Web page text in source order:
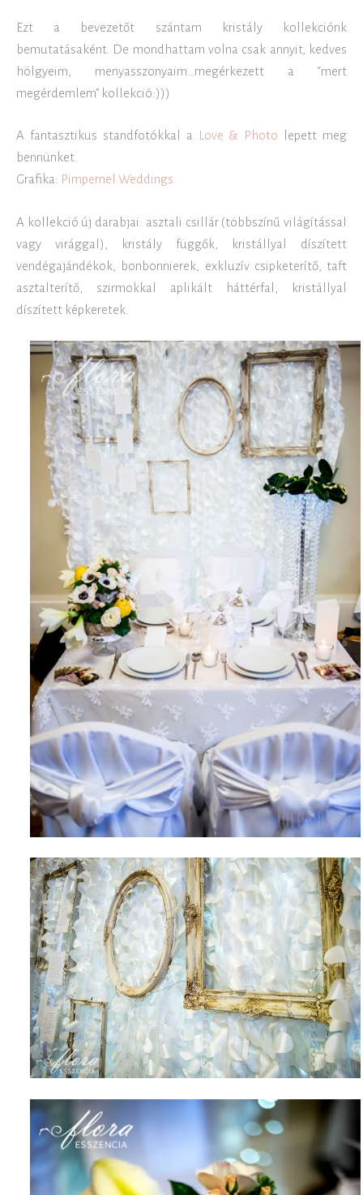
Ezt a bevezetőt szántam kristály kollekciónk
bemutatásaként. De mondhattam volna csak annyit, kedves
hölgyeim, menyasszonyaim…megérkezett a “mert
megérdemlem” kollekció:)))
A fantasztikus standfotókkal a Love & Photo lepett meg
bennünket.
Grafika: Pimpernel Weddings
A kollekció új darabjai: asztali csillár (többszínű világítással
vagy virággal), kristály függők, kristállyal díszített
vendégajándékok, bonbonnierek, exkluzív csipketerítő, taft
asztalterítő, szirmokkal aplikált háttérfal, kristállyal
díszített képkeretek.